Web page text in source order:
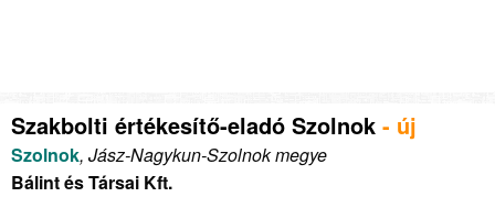
Szakbolti értékesítő-eladó Szolnok - új
Szolnok, Jász-Nagykun-Szolnok megye
Bálint és Társai Kft.